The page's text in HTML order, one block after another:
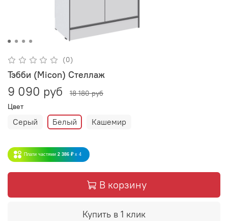
(0)
Тэбби (Micon) Стеллаж
9 090 руб
18 180 руб
Цвет
Серый Белый Кашемир
Плати частями 2 386 ₽ x 4
В корзину
Купить в 1 клик